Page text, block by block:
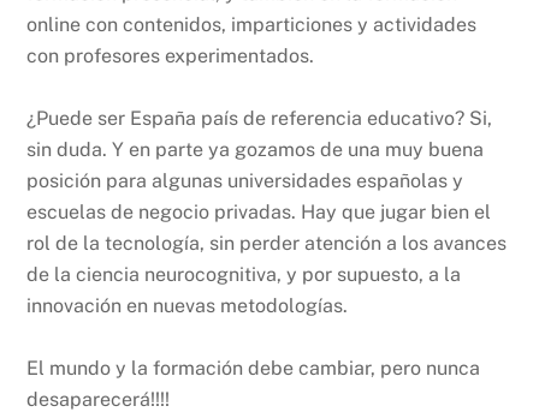
online con contenidos, imparticiones y actividades
con profesores experimentados.
¿Puede ser España país de referencia educativo? Si,
sin duda. Y en parte ya gozamos de una muy buena
posición para algunas universidades españolas y
escuelas de negocio privadas. Hay que jugar bien el
rol de la tecnología, sin perder atención a los avances
de la ciencia neurocognitiva, y por supuesto, a la
innovación en nuevas metodologías.
El mundo y la formación debe cambiar, pero nunca
desaparecerá!!!!